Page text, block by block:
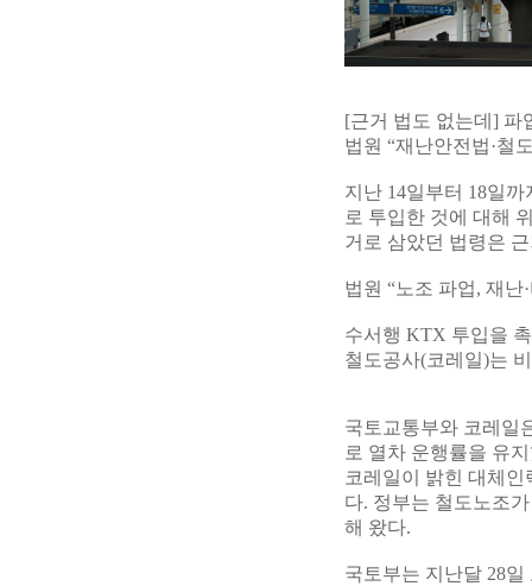
[근거 법도 없는데] 파
법원 “재난안전법·철
지난 14일부터 18일
로 투입한 것에 대해
거로 삼았던 법령은
법원 “노조 파업, 재난
수서행 KTX 투입을
철도공사(코레일)는
국토교통부와 코레일
로 열차 운행률을 유
코레일이 밝힌 대체
다. 정부는 철도노조
해 왔다.
국토부는 지난달 28